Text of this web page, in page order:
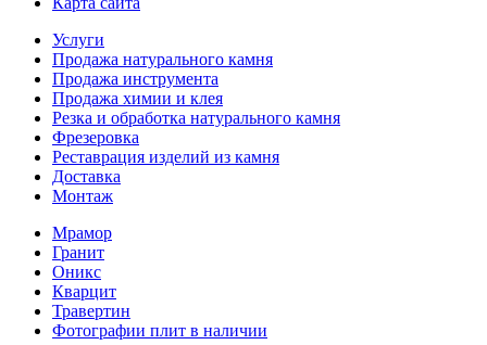
Услуги
Продажа натурального камня
Продажа инструмента
Продажа химии и клея
Резка и обработка натурального камня
Фрезеровка
Реставрация изделий из камня
Доставка
Монтаж
Мрамор
Гранит
Оникс
Кварцит
Травертин
Фотографии плит в наличии